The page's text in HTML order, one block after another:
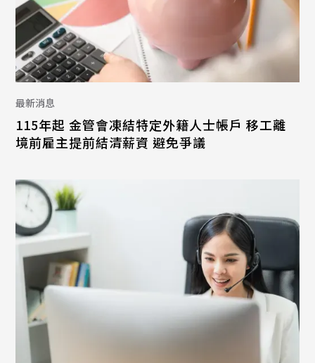
最新消息
115年起 金管會凍結特定外籍人士帳戶 移工離
境前雇主提前結清薪資 避免爭議